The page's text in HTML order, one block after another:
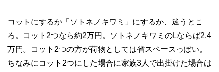
コットにするか「ソトネノキワミ」にするか、迷うとこ
ろ。コット2つなら約2万円。ソトネノキワミのLならば2.4
万円。コット2つの方が荷物としては省スペースっぽい。
ちなみにコット2つにした場合に家族3人で出掛けた場合は